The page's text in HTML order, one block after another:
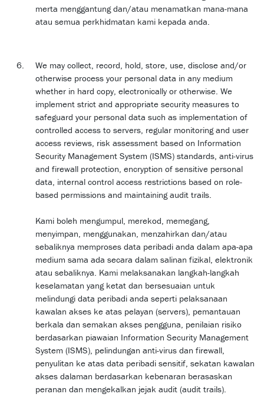
merta menggantung dan/atau menamatkan mana-mana
atau semua perkhidmatan kami kepada anda.
We may collect, record, hold, store, use, disclose and/or
otherwise process your personal data in any medium
whether in hard copy, electronically or otherwise. We
implement strict and appropriate security measures to
safeguard your personal data such as implementation of
controlled access to servers, regular monitoring and user
access reviews, risk assessment based on Information
Security Management System (ISMS) standards, anti-virus
and firewall protection, encryption of sensitive personal
data, internal control access restrictions based on role-
based permissions and maintaining audit trails.
Kami boleh mengumpul, merekod, memegang,
menyimpan, menggunakan, menzahirkan dan/atau
sebaliknya memproses data peribadi anda dalam apa-apa
medium sama ada secara dalam salinan fizikal, elektronik
atau sebaliknya. Kami melaksanakan langkah-langkah
keselamatan yang ketat dan bersesuaian untuk
melindungi data peribadi anda seperti pelaksanaan
kawalan akses ke atas pelayan (servers), pemantauan
berkala dan semakan akses pengguna, penilaian risiko
berdasarkan piawaian Information Security Management
System (ISMS), pelindungan anti-virus dan firewall,
penyulitan ke atas data peribadi sensitif, sekatan kawalan
akses dalaman berdasarkan kebenaran berasaskan
peranan dan mengekalkan jejak audit (audit trails).